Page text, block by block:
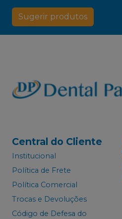
Sugerir produtos
Central do Cliente
Institucional
Política de Frete
Política Comercial
Trocas e Devoluções
Código de Defesa do